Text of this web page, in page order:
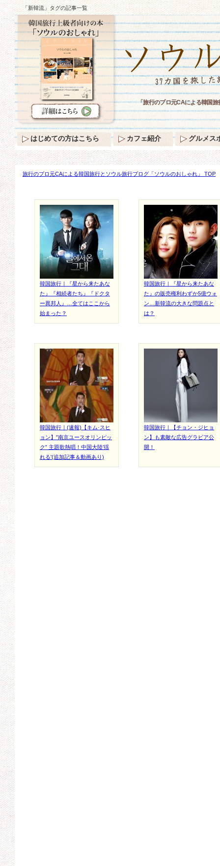
「新韓流」タグの記事一覧
旅行のプロ元CAによる韓国旅行とソウル旅行ブログ「ソウルのおしゃれ」 TOP
韓国旅行｜『星から来たあな
た』『相続者たち』『ドクタ
ー異邦人』…全てはここから
始まった？
韓国旅行｜『星から来たあな
た』の販売権利わずか5億ウォ
ン…新韓流の大きな問題点と
は？
韓国旅行｜(速報)【キム·スヒ
ョン】”南京ユースオリンピッ
ク” 主題歌熱唱！中国大陸’揺
れる'(追加記事＆動画あり)
韓国旅行｜【チョン・ジヒョ
ン】も素敵な広告グラビア公
開！
「旅行のプロ元CAによる韓国
はじめての方はこちら カフェ紹介 グルメス